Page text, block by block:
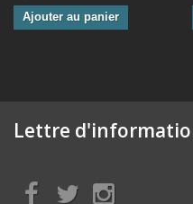
Ajouter au panier
Lettre